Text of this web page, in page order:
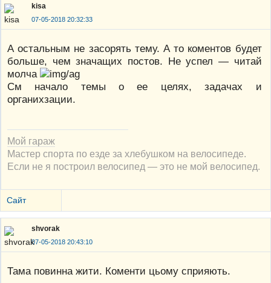
kisa
07-05-2018 20:32:33
А остальным не засорять тему. А то коментов будет
больше, чем значащих постов. Не успел — читай
молча
См начало темы о ее целях, задачах и
органихзации.
Мой гараж
Мастер спорта по езде за хлебушком на велосипеде.
Если не я построил велосипед — это не мой велосипед.
Сайт
shvorak
07-05-2018 20:43:10
Тама повинна жити. Коменти цьому сприяють.